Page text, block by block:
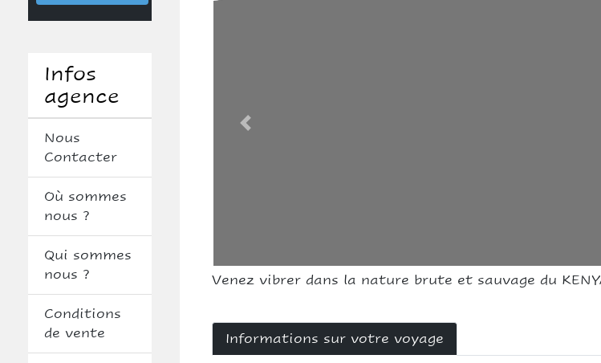
Infos
agence
Nous
Contacter
Où sommes
nous ?
Qui sommes
nous ?
Conditions
de vente
Venez vibrer dans la nature brute et sauvage du
Informations sur votre voyage